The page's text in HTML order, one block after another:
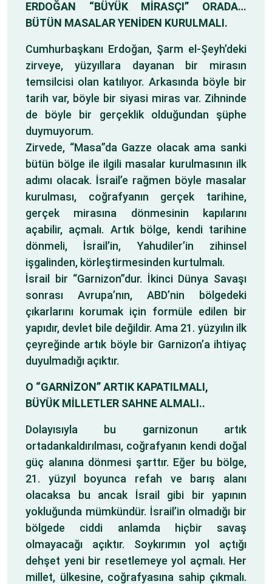
ERDOĞAN “BÜYÜK MİRASÇI” ORADA…
BÜTÜN MASALAR YENİDEN KURULMALI.
Cumhurbaşkanı Erdoğan, Şarm el-Şeyh’deki
zirveye, yüzyıllara dayanan bir mirasın
temsilcisi olan katılıyor. Arkasında böyle bir
tarih var, böyle bir siyasi miras var. Zihninde
de böyle bir gerçeklik olduğundan şüphe
duymuyorum.
Zirvede, “Masa”da Gazze olacak ama sanki
bütün bölge ile ilgili masalar kurulmasının ilk
adımı olacak. İsrail’e rağmen böyle masalar
kurulması, coğrafyanın gerçek tarihine,
gerçek mirasına dönmesinin kapılarını
açabilir, açmalı. Artık bölge, kendi tarihine
dönmeli, İsrail’in, Yahudiler’in zihinsel
işgalinden, körleştirmesinden kurtulmalı.
İsrail bir “Garnizon”dur. İkinci Dünya Savaşı
sonrası Avrupa’nın, ABD’nin bölgedeki
çıkarlarını korumak için formüle edilen bir
yapıdır, devlet bile değildir. Ama 21. yüzyılın ilk
çeyreğinde artık böyle bir Garnizon’a ihtiyaç
duyulmadığı açıktır.
O “GARNİZON” ARTIK KAPATILMALI,
BÜYÜK MİLLETLER SAHNE ALMALI..
Dolayısıyla bu garnizonun artık
ortadankaldırılması, coğrafyanın kendi doğal
güç alanına dönmesi şarttır. Eğer bu bölge,
21. yüzyıl boyunca refah ve barış alanı
olacaksa bu ancak İsrail gibi bir yapının
yokluğunda mümkündür. İsrail’in olmadığı bir
bölgede ciddi anlamda hiçbir savaş
olmayacağı açıktır. Soykırımın yol açtığı
dehşet yeni bir resetlemeye yol açmalı. Her
millet, ülkesine, coğrafyasına sahip çıkmalı.